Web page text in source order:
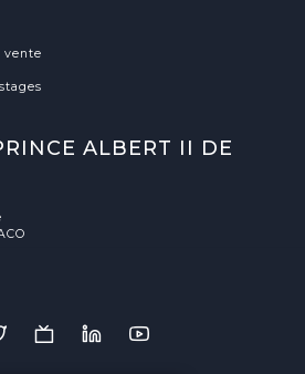
vente
ALBERT II DE